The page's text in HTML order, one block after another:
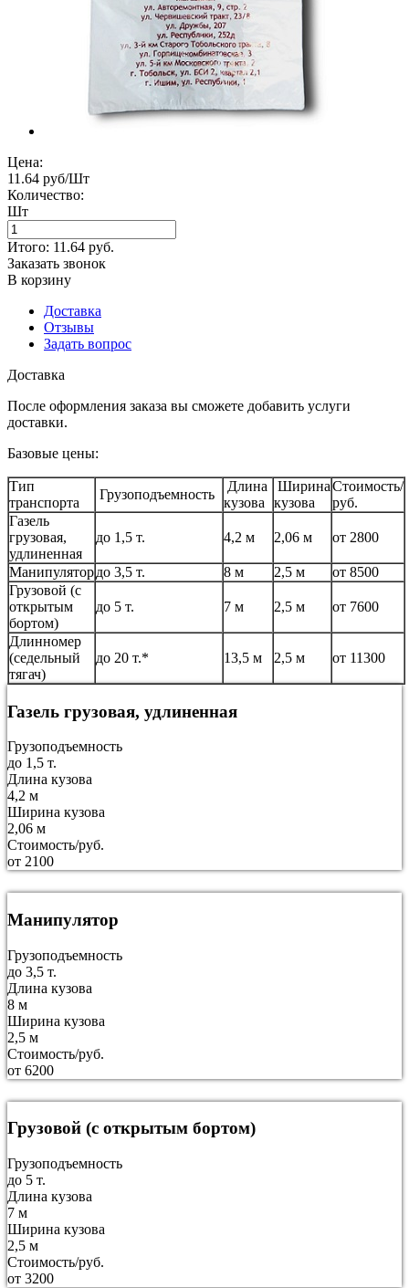
Цена:
11.64 руб/Шт
Количество:
Шт
Итого: 11.64 руб.
Заказать звонок
В корзину
Доставка
Отзывы
Задать вопрос
Доставка
После оформления заказа вы сможете добавить услуги
доставки.
Базовые цены:
Тип
транспорта
Грузоподъемность
Длина
кузова
Ширина
кузова
Стоимость/
руб.
Газель
грузовая,
удлиненная
до 1,5 т. 4,2 м 2,06 м от 2800
Манипулятордо 3,5 т. 8 м 2,5 м
от 8500
Грузовой (с
открытым
бортом)
до 5 т. 7 м 2,5 м от 7600
Длинномер
(седельный
тягач)
до 20 т.* 13,5 м 2,5 м от 11300
Газель грузовая, удлиненная
Грузоподъемность
до 1,5 т.
Длина кузова
4,2 м
Ширина кузова
2,06 м
Стоимость/руб.
от 2100
Манипулятор
Грузоподъемность
до 3,5 т.
Длина кузова
8 м
Ширина кузова
2,5 м
Стоимость/руб.
от 6200
Грузовой (с открытым бортом)
Грузоподъемность
до 5 т.
Длина кузова
7 м
Ширина кузова
2,5 м
Стоимость/руб.
от 3200